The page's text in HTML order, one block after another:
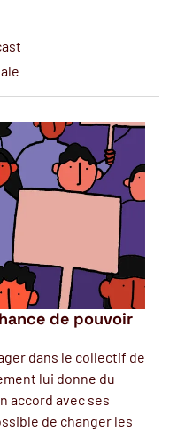
de pouvoir
dans le collectif de
lui donne du
accord avec ses
de changer les